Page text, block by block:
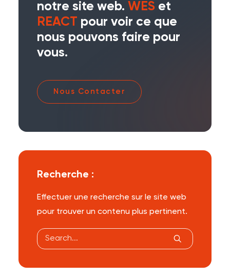
notre site web. WES et
REACT pour voir ce que
nous pouvons faire pour
vous.
Nous Contacter
Recherche :
Effectuer une recherche sur le site web
pour trouver un contenu plus pertinent.